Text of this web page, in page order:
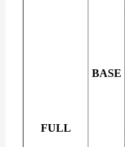
FULL
BASE